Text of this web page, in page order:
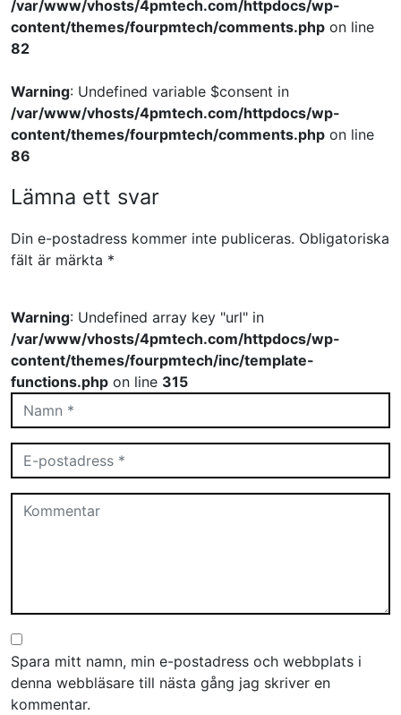
/var/www/vhosts/4pmtech.com/httpdocs/wp-
content/themes/fourpmtech/comments.php on line
82
Warning: Undefined variable $consent in
/var/www/vhosts/4pmtech.com/httpdocs/wp-
content/themes/fourpmtech/comments.php on line
86
Lämna ett svar
Din e-postadress kommer inte publiceras. Obligatoriska
fält är märkta *
Warning: Undefined array key "url" in
/var/www/vhosts/4pmtech.com/httpdocs/wp-
content/themes/fourpmtech/inc/template-
functions.php on line 315
Spara mitt namn, min e-postadress och webbplats i
denna webbläsare till nästa gång jag skriver en
kommentar.